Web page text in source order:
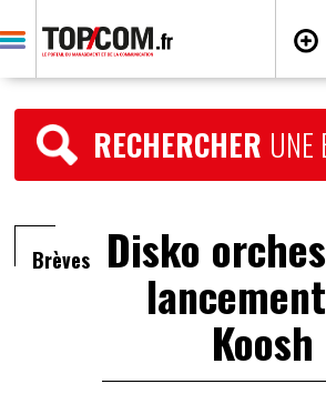
RECHERCHER UNE
Brèves Disko
Koosh